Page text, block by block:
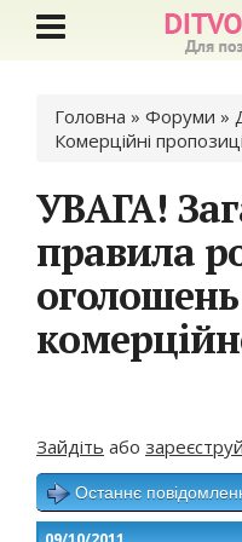
Ви є тут
Головна » Форуми »
Комерційні
УВАГА!
правила
оголошень
Зайдіть або
Останнє